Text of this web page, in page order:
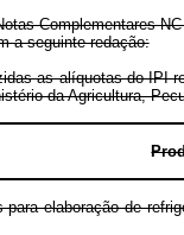
Complementares
a seguinte redação:
as alíquotas do IPI
da Agricultura,
para elaboração de